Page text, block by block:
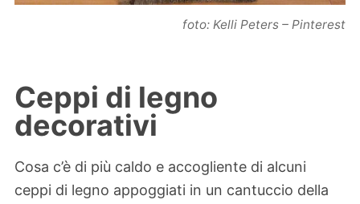
foto: Kelli Peters – Pinterest
Ceppi di legno
decorativi
Cosa c’è di più caldo e accogliente di alcuni
ceppi di legno appoggiati in un cantuccio della